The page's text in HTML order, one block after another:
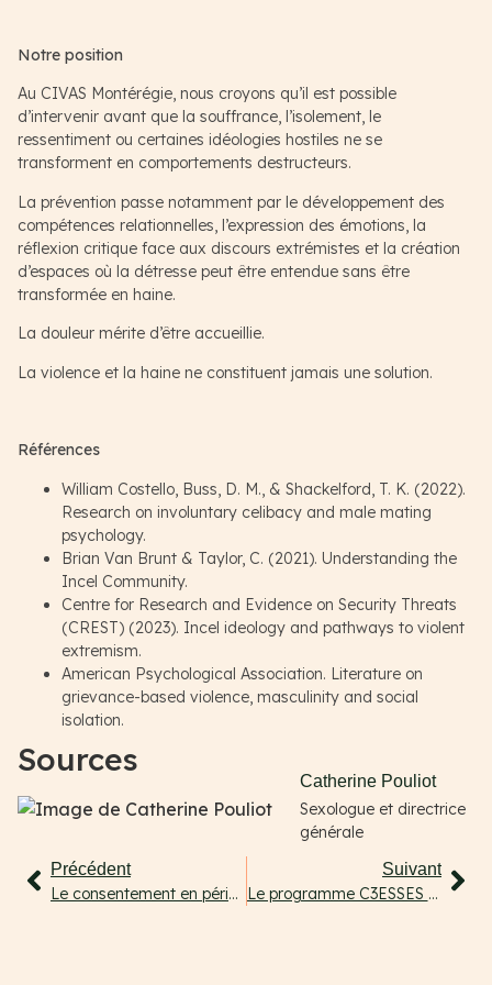
Notre position
Au CIVAS Montérégie, nous croyons qu’il est possible
d’intervenir avant que la souffrance, l’isolement, le
ressentiment ou certaines idéologies hostiles ne se
transforment en comportements destructeurs.
La prévention passe notamment par le développement des
compétences relationnelles, l’expression des émotions, la
réflexion critique face aux discours extrémistes et la création
d’espaces où la détresse peut être entendue sans être
transformée en haine.
La douleur mérite d’être accueillie.
La violence et la haine ne constituent jamais une solution.
Références
William Costello, Buss, D. M., & Shackelford, T. K. (2022).
Research on involuntary celibacy and male mating
psychology.
Brian Van Brunt & Taylor, C. (2021). Understanding the
Incel Community.
Centre for Research and Evidence on Security Threats
(CREST) (2023). Incel ideology and pathways to violent
extremism.
American Psychological Association. Literature on
grievance-based violence, masculinity and social
isolation.
Sources
Catherine Pouliot
Sexologue et directrice
générale
Précédent
Le consentement en période estivale : un sujet chaud
Suivant
Le programme C3ESSES est renouvelé : une bonne nouvelle pour la lutte contre l’exploitation sexuelle